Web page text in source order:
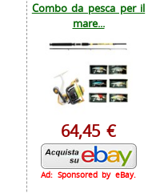
Combo da pesca per il
mare...
64,45 €
Ad: Sponsored by eBay.